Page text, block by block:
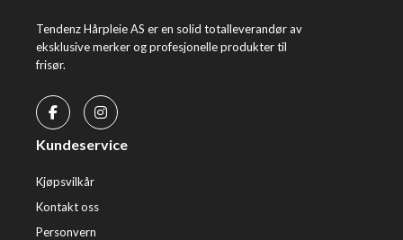
Tendenz Hårpleie AS er en solid totalleverandør av
eksklusive merker og profesjonelle produkter til
frisør.
Kundeservice
Kjøpsvilkår
Kontakt oss
Personvern